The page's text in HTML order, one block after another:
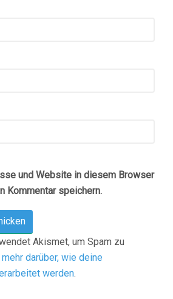
und Website in diesem Browser
Kommentar speichern.
Akismet, um Spam zu
darüber, wie deine
werden.